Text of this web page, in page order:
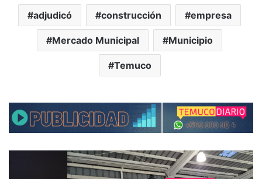
adjudicó construcción empresa
Mercado Municipal Municipio
Temuco